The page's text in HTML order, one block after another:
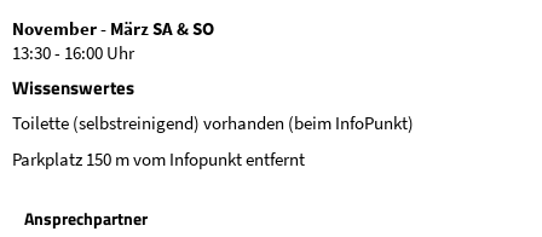
November - März SA & SO
13:30 - 16:00 Uhr
Wissenswertes
Toilette (selbstreinigend) vorhanden (beim InfoPunkt)
Parkplatz 150 m vom Infopunkt entfernt
Ansprechpartner